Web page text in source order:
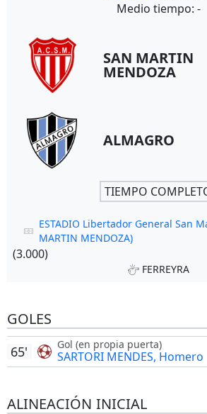
Medio tiempo: -
SAN MARTIN
MENDOZA
ALMAGRO
TIEMPO
ESTADIO Libertador General San
MARTIN MENDOZA)
(3.000)
FERREYRA
GOLES
Gol (en propia puerta)
SARTORI MENDES, Homero
65'
ALINEACIÓN INICIAL